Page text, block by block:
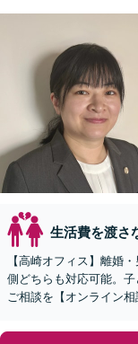
生活費を渡さ
【高崎オフィス】離婚
側どちらも対応可能。
ご相談を【オンライン相